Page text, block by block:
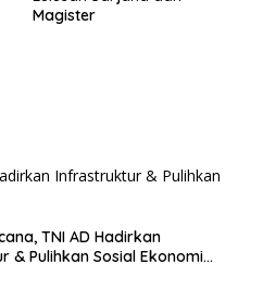
Magister
TNI AD Hadirkan
& Pulihkan Sosial Ekonomi